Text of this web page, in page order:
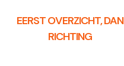
EERST OVERZICHT, DAN
RICHTING